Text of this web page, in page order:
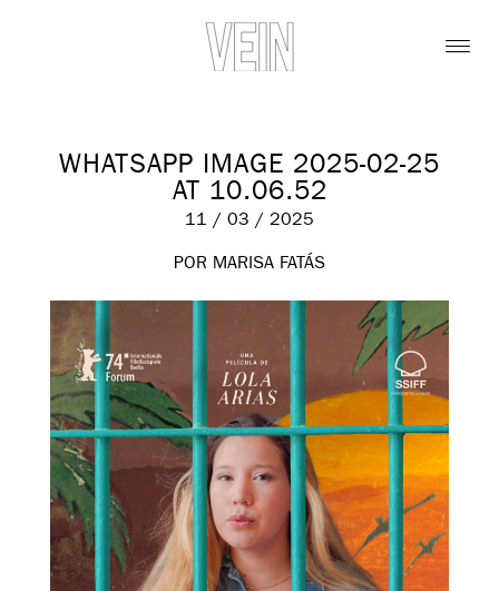
WHATSAPP IMAGE 2025-02-25
AT 10.06.52
11 / 03 / 2025
POR MARISA FATÁS